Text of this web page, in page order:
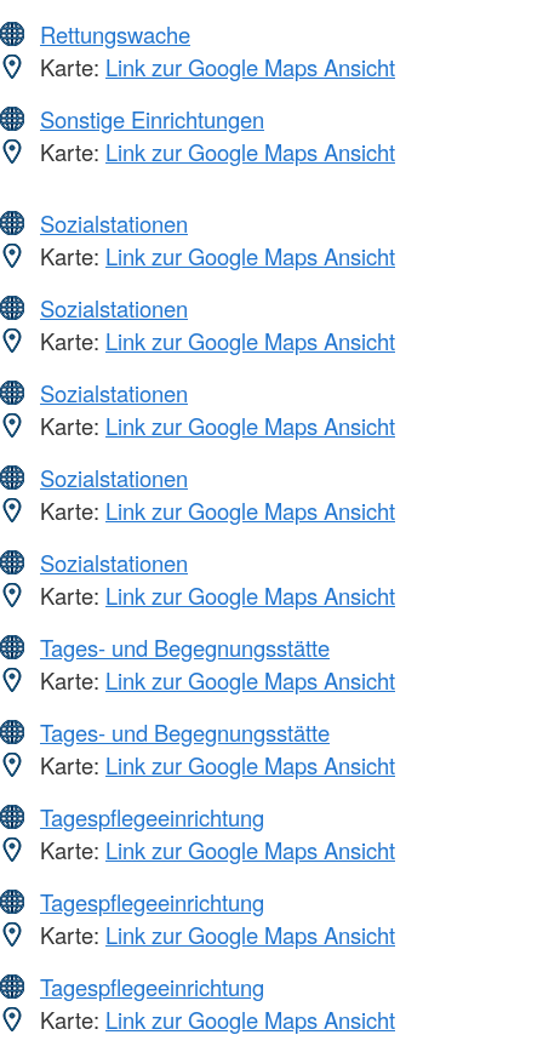
Rettungswache
Karte: Link zur Google Maps Ansicht
Sonstige Einrichtungen
Karte: Link zur Google Maps Ansicht
Sozialstationen
Karte: Link zur Google Maps Ansicht
Sozialstationen
Karte: Link zur Google Maps Ansicht
Sozialstationen
Karte: Link zur Google Maps Ansicht
Sozialstationen
Karte: Link zur Google Maps Ansicht
Sozialstationen
Karte: Link zur Google Maps Ansicht
Tages- und Begegnungsstätte
Karte: Link zur Google Maps Ansicht
Tages- und Begegnungsstätte
Karte: Link zur Google Maps Ansicht
Tagespflegeeinrichtung
Karte: Link zur Google Maps Ansicht
Tagespflegeeinrichtung
Karte: Link zur Google Maps Ansicht
Tagespflegeeinrichtung
Karte: Link zur Google Maps Ansicht